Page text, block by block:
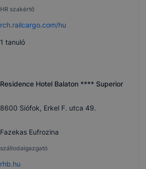
HR szakértő
rch.railcargo.com/hu
1 tanuló
Residence Hotel Balaton **** Superior
8600 Siófok, Erkel F. utca 49.
Fazekas Eufrozina
szállodaigazgató
rhb.hu